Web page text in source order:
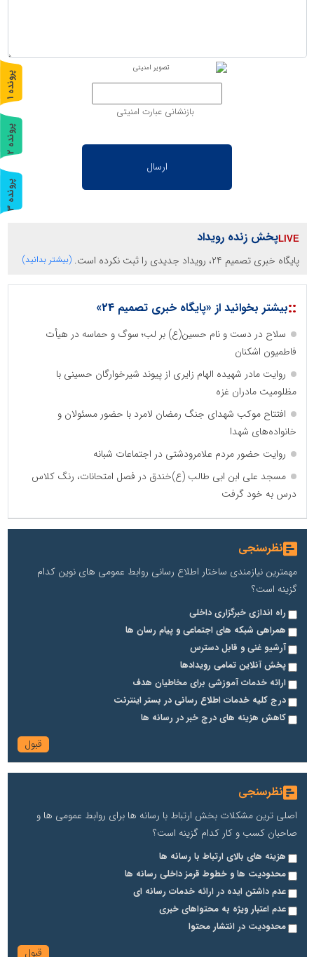
بازنشانی عبارت امنیتی
پخش زنده رویداد
پایگاه خبری تصمیم 24، رویداد جدیدی را ثبت نکرده است. (بیشتر بدانید)
::بیشتر بخوانید از «پایگاه خبری تصمیم 24»
سلاح در دست و نام حسین(ع) بر لب؛ سوگ و حماسه در هیأت
فاطمیون اشکنان
روایت مادر شهیده الهام زایری از پیوند شیرخوارگان حسینی با
مظلومیت مادران غزه
افتتاح موکب شهدای جنگ رمضان لامرد با حضور مسئولان و
خانواده‌های شهدا
روایت حضور مردم علامرودشتی در اجتماعات شبانه
مسجد علی ابن ابی طالب (ع)خندق در فصل امتحانات، رنگ کلاس
درس به خود گرفت
نظرسنجی
مهمترین نیازمندی ساختار اطلاع رسانی روابط عمومی های نوین کدام
گزینه است؟
راه اندازی خبرگزاری داخلی
همراهی شبکه های اجتماعی و پیام رسان ها
آرشیو غنی و قابل دسترس
پخش آنلاین تمامی رویدادها
ارائه خدمات آموزشی برای مخاطیان هدف
درج کلیه خدمات اطلاع رسانی در بستر اینترنت
کاهش هزینه های درج خبر در رسانه ها
نظرسنجی
اصلی ترین مشکلات بخش ارتباط با رسانه ها برای روابط عمومی ها و
صاحبان کسب و کار کدام گزینه است؟
هزینه های بالای ارتباط با رسانه ها
محدودیت ها و خطوط قرمز داخلی رسانه ها
عدم داشتن ایده در ارائه خدمات رسانه ای
عدم اعتبار ویژه به محتواهای خبری
محدودیت در انتشار محتوا
پ
ر
و
ن
د
ه
1
پ
ر
و
ن
د
ه
2
پ
ر
و
ن
د
ه
3